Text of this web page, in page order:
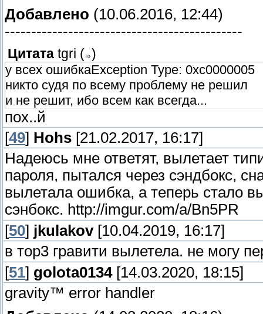
Добавлено (10.06.2016, 12:44)
---------------------------------------------
Цитата tgri ( )
у всех ошибкаException Type: 0xc0000005
никто судя по всему проблему не решил
и не решит, ибо всем как всегда...
пох..й
[49] Hohs [21.02.2017, 16:17]
Надеюсь мне ответят, вылетает
пароля, пытался через сэндбокс,
вылетала ошибка, а теперь стало
сэнбокс. http://imgur.com/a/Bn5PR
[50] jkulakov[10.04.2019, 16:17]
в тор3 гравити вылетела. не могу
[51] golota0134[14.03.2020, 18:15]
gravity™ error handler